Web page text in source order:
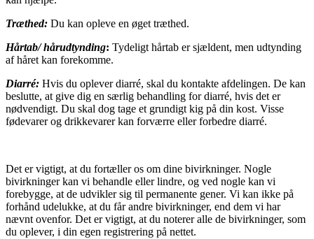
Træthed: Du kan opleve en øget træthed.
Hårtab/ hårudtynding: Tydeligt hårtab er sjældent, men udtynding
af håret kan forekomme.
Diarré: Hvis du oplever diarré, skal du kontakte afdelingen. De kan
beslutte, at give dig en særlig behandling for diarré, hvis det er
nødvendigt. Du skal dog tage et grundigt kig på din kost. Visse
fødevarer og drikkevarer kan forværre eller forbedre diarré.
Det er vigtigt, at du fortæller os om dine bivirkninger. Nogle
bivirkninger kan vi behandle eller lindre, og ved nogle kan vi
forebygge, at de udvikler sig til permanente gener. Vi kan ikke på
forhånd udelukke, at du får andre bivirkninger, end dem vi har
nævnt ovenfor. Det er vigtigt, at du noterer alle de bivirkninger, som
du oplever, i din egen registrering på nettet.